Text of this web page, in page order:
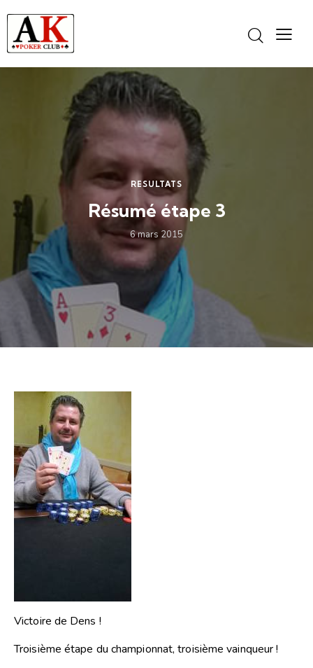
RESULTATS
Résumé étape 3
6 mars 2015
Victoire de Dens !
Troisième étape du championnat, troisième vainqueur !